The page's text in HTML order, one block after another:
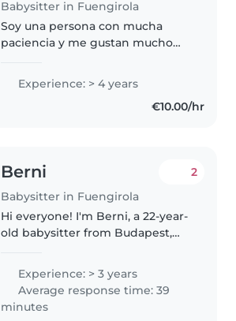
Babysitter in Fuengirola
Soy una persona con mucha
paciencia y me gustan mucho
Experience: > 4 years
€10.00/hr
Berni
Babysitter in Fuengirola
2
Hi everyone! I'm Berni, a 22-year-
old babysitter from Budapest,
staying here in Fuengirola until
mid-July. ☀️ Back home, taking
care of children has always..
Experience: > 3 years
Average response time: 39
minutes